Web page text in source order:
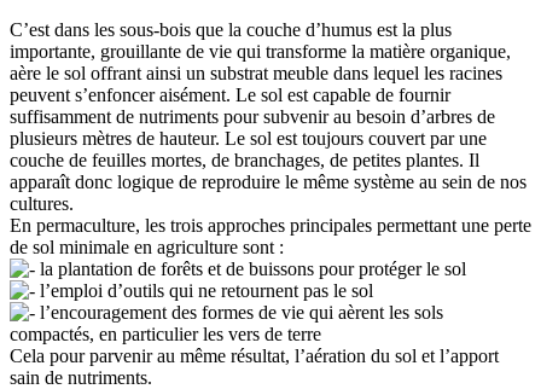
C’est dans les sous-bois que la couche d’humus est la plus
importante, grouillante de vie qui transforme la matière organique,
aère le sol offrant ainsi un substrat meuble dans lequel les racines
peuvent s’enfoncer aisément. Le sol est capable de fournir
suffisamment de nutriments pour subvenir au besoin d’arbres de
plusieurs mètres de hauteur. Le sol est toujours couvert par une
couche de feuilles mortes, de branchages, de petites plantes. Il
apparaît donc logique de reproduire le même système au sein de nos
cultures.
En permaculture, les trois approches principales permettant une perte
de sol minimale en agriculture sont :
la plantation de forêts et de buissons pour protéger le sol
l’emploi d’outils qui ne retournent pas le sol
l’encouragement des formes de vie qui aèrent les sols
compactés, en particulier les vers de terre
Cela pour parvenir au même résultat, l’aération du sol et l’apport
sain de nutriments.